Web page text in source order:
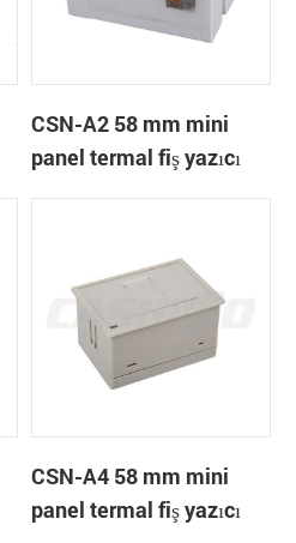
CSN-A2 58 mm mini
panel termal fiş yazıcı
CSN-A4 58 mm mini
panel termal fiş yazıcı